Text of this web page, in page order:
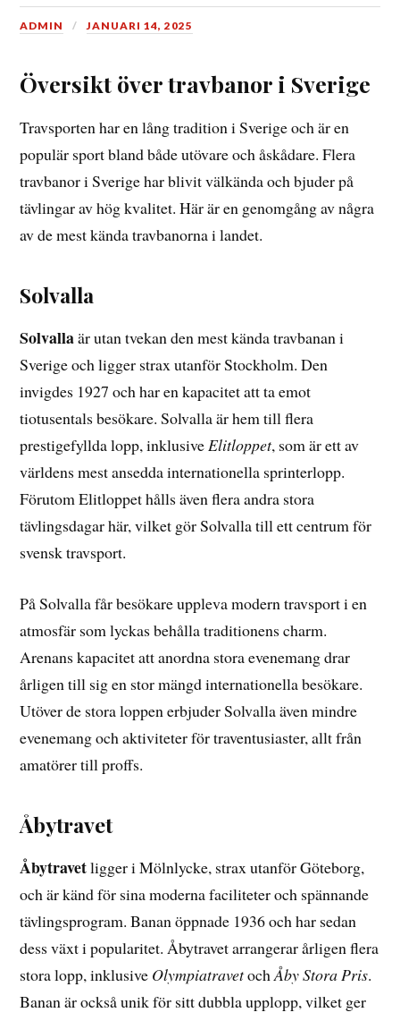
ADMIN JANUARI 14, 2025
Översikt över travbanor i Sverige
Travsporten har en lång tradition i Sverige och är en
populär sport bland både utövare och åskådare. Flera
travbanor i Sverige har blivit välkända och bjuder på
tävlingar av hög kvalitet. Här är en genomgång av några
av de mest kända travbanorna i landet.
Solvalla
Solvallaär utan tvekan den mest kända travbanan i
Sverige och ligger strax utanför Stockholm. Den
invigdes 1927 och har en kapacitet att ta emot
tiotusentals besökare. Solvalla är hem till flera
prestigefyllda lopp, inklusiveElitloppet, som är ett av
världens mest ansedda internationella sprinterlopp.
Förutom Elitloppet hålls även flera andra stora
tävlingsdagar här, vilket gör Solvalla till ett centrum för
svensk travsport.
På Solvalla får besökare uppleva modern travsport i en
atmosfär som lyckas behålla traditionens charm.
Arenans kapacitet att anordna stora evenemang drar
årligen till sig en stor mängd internationella besökare.
Utöver de stora loppen erbjuder Solvalla även mindre
evenemang och aktiviteter för traventusiaster, allt från
amatörer till proffs.
Åbytravet
Åbytravetligger i Mölnlycke, strax utanför Göteborg,
och är känd för sina moderna faciliteter och spännande
tävlingsprogram. Banan öppnade 1936 och har sedan
dess växt i popularitet. Åbytravet arrangerar årligen flera
stora lopp, inklusive OlympiatravetochÅby Stora Pris.
Banan är också unik för sitt dubbla upplopp, vilket ger